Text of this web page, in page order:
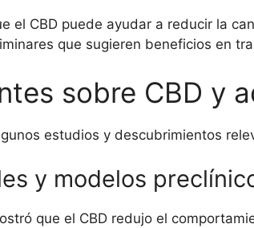
el CBD puede ayudar a reducir la
que sugieren beneficios en
sobre CBD y
estudios y descubrimientos
y modelos
que el CBD redujo el